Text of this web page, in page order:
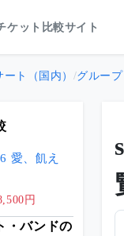
ケット比較サイト
ト（国内） /グルー
愛、飢え
円
・バンドの